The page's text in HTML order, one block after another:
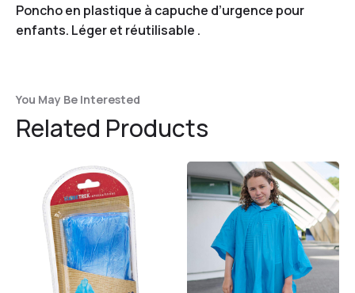
Poncho en plastique à capuche d’urgence pour
enfants. Léger et réutilisable .
You May Be Interested
Related Products